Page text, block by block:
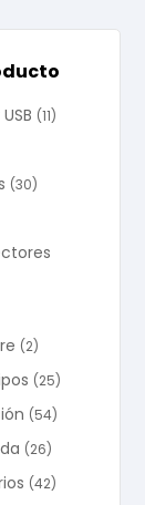
(11)
(30)
(2)
(25)
(54)
(26)
(42)